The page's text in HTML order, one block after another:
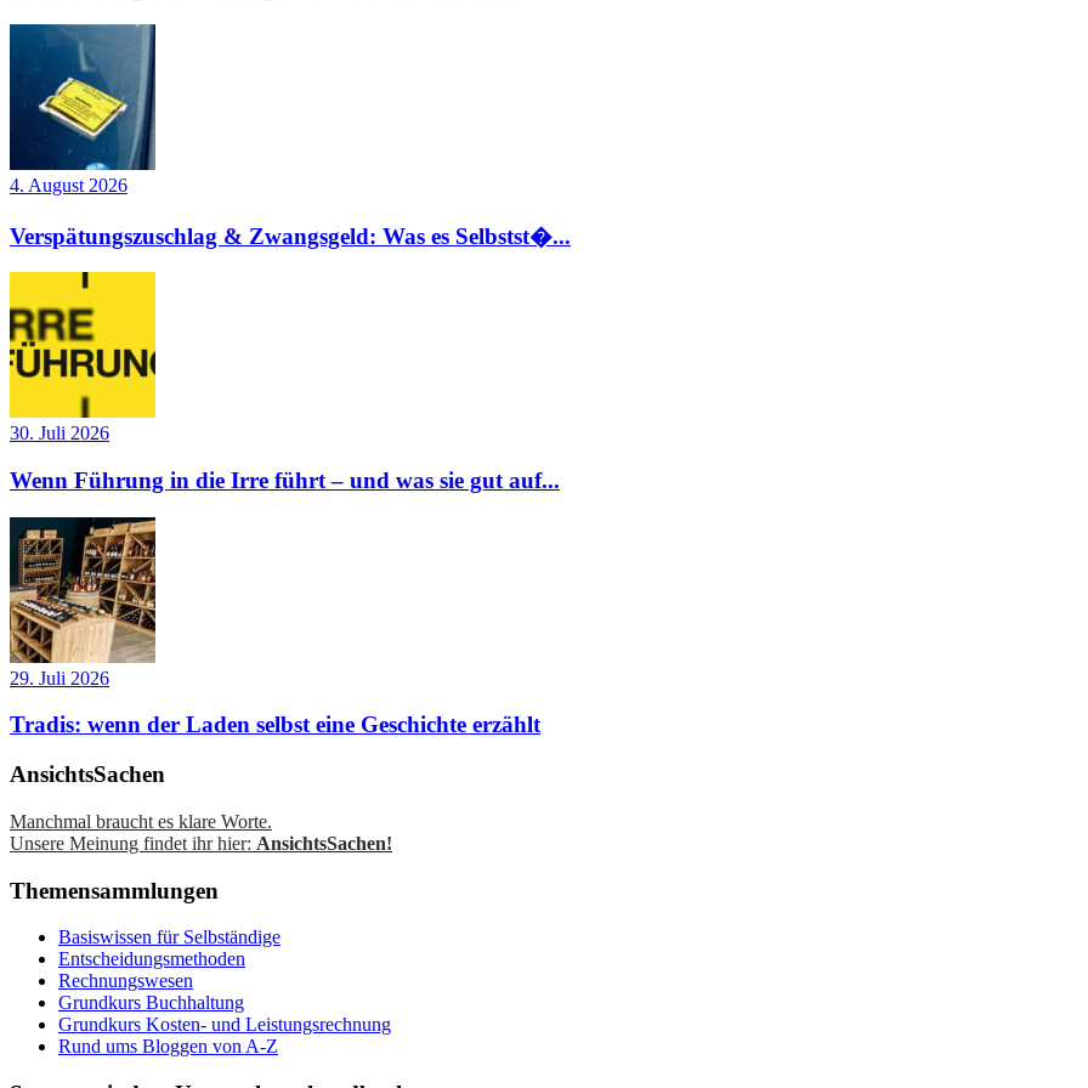
4. August 2026
Verspätungszuschlag & Zwangsgeld: Was es Selbstst�...
30. Juli 2026
Wenn Führung in die Irre führt – und was sie gut auf...
29. Juli 2026
Tradis: wenn der Laden selbst eine Geschichte erzählt
AnsichtsSachen
Manchmal braucht es klare Worte.
Unsere Meinung findet ihr hier: AnsichtsSachen!
Themensammlungen
Basiswissen für Selbständige
Entscheidungsmethoden
Rechnungswesen
Grundkurs Buchhaltung
Grundkurs Kosten- und Leistungsrechnung
Rund ums Bloggen von A-Z